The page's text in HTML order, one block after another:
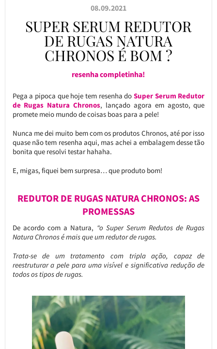
08.09.2021
SUPER SERUM REDUTOR
DE RUGAS NATURA
CHRONOS É BOM ?
resenha completinha!
Pega a pipoca que hoje tem resenha doSuper Serum Redutor
de Rugas Natura Chronos, lançado agora em agosto, que
promete meio mundo de coisas boas para a pele!
Nunca me dei muito bem com os produtos Chronos, até por isso
quase não tem resenha aqui, mas achei a embalagem desse tão
bonita que resolvi testar hahaha.
E, migas, fiquei bem surpresa… que produto bom!
REDUTOR DE RUGAS NATURA CHRONOS: AS
PROMESSAS
De acordo com a Natura, “o Super Serum Redutos de Rugas
Natura Chronos é mais que um redutor de rugas.
Trata-se de um tratamento com tripla ação, capaz de
reestruturar a pele para uma visível e significativa redução de
todos os tipos de rugas.